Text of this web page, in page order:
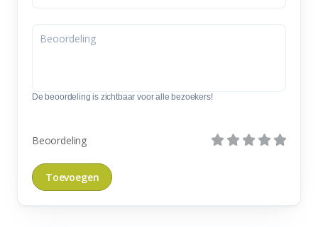
De beoordeling is zichtbaar voor alle bezoekers!
Beoordeling